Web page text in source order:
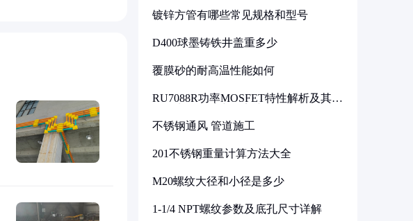
镀锌方管有哪些常见规格和型号
D400球墨铸铁井盖重多少
覆膜砂的耐高温性能如何
RU7088R功率MOSFET特性解析及其在
不锈钢通风 管道施工
201不锈钢重量计算方法大全
M20螺纹大径和小径是多少
1-1/4 NPT螺纹参数及底孔尺寸详解